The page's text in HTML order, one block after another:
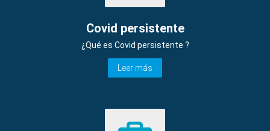
Covid persistente
¿Qué es Covid persistente ?
Leer más